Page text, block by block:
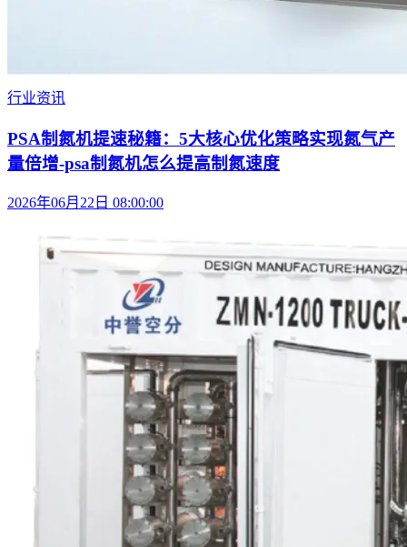
行业资讯
PSA制氮机提速秘籍：5大核心优化策略实现氮气产
量倍增-psa制氮机怎么提高制氮速度
2026年06月22日 08:00:00